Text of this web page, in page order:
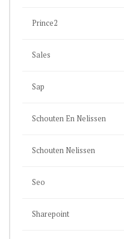
Prince2
Sales
Sap
Schouten En Nelissen
Schouten Nelissen
Seo
Sharepoint